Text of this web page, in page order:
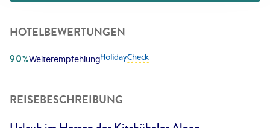
HOTELBEWERTUNGEN
Weiterempfehlung
90%
REISEBESCHREIBUNG